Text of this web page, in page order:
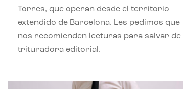
Torres, que operan desde el territorio
extendido de Barcelona. Les pedimos que
nos recomienden lecturas para salvar de
trituradora editorial.